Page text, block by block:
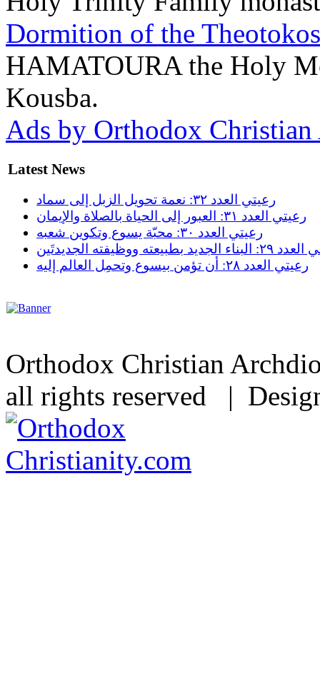
Dormition of the
HAMATOURA the Holy
Kousba.
Ads by Orthodox
Latest News
رعيتي العدد ٣٢: نعمة تحويل الزبل إلى سماد
رعيتي العدد ٣١: العبور إلى الحياة بالصلاة والإيمان
رعيتي العدد ٣٠: محبّة يسوع وتكوين شعبه
الجديد بطبيعته ووظيفته الجديدتَين
رعيتي العدد ٢٨: أن تؤمن بيسوع وتحمِل العالم إليه
Orthodox Christian
all rights reserved |